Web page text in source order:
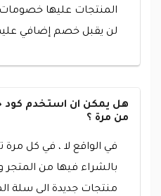
المنتجات عليها
لن يقبل خصم إضافي
هل يمكن ان استخدم كود
من مرة ؟
في الواقع لا ، في كل
بالشراء فيها من المتجر
منتجات جديدة الى سلة